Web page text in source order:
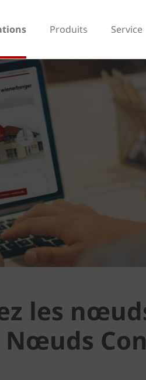
Produits Service
les
Nœuds